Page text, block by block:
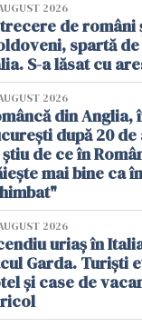
2026
de români
spartă
S-a lăsat cu
2026
din Anglia,
după 20 de
știu de ce în
mai bine ca
2026
uriaș în
Garda. Turiști
și case de